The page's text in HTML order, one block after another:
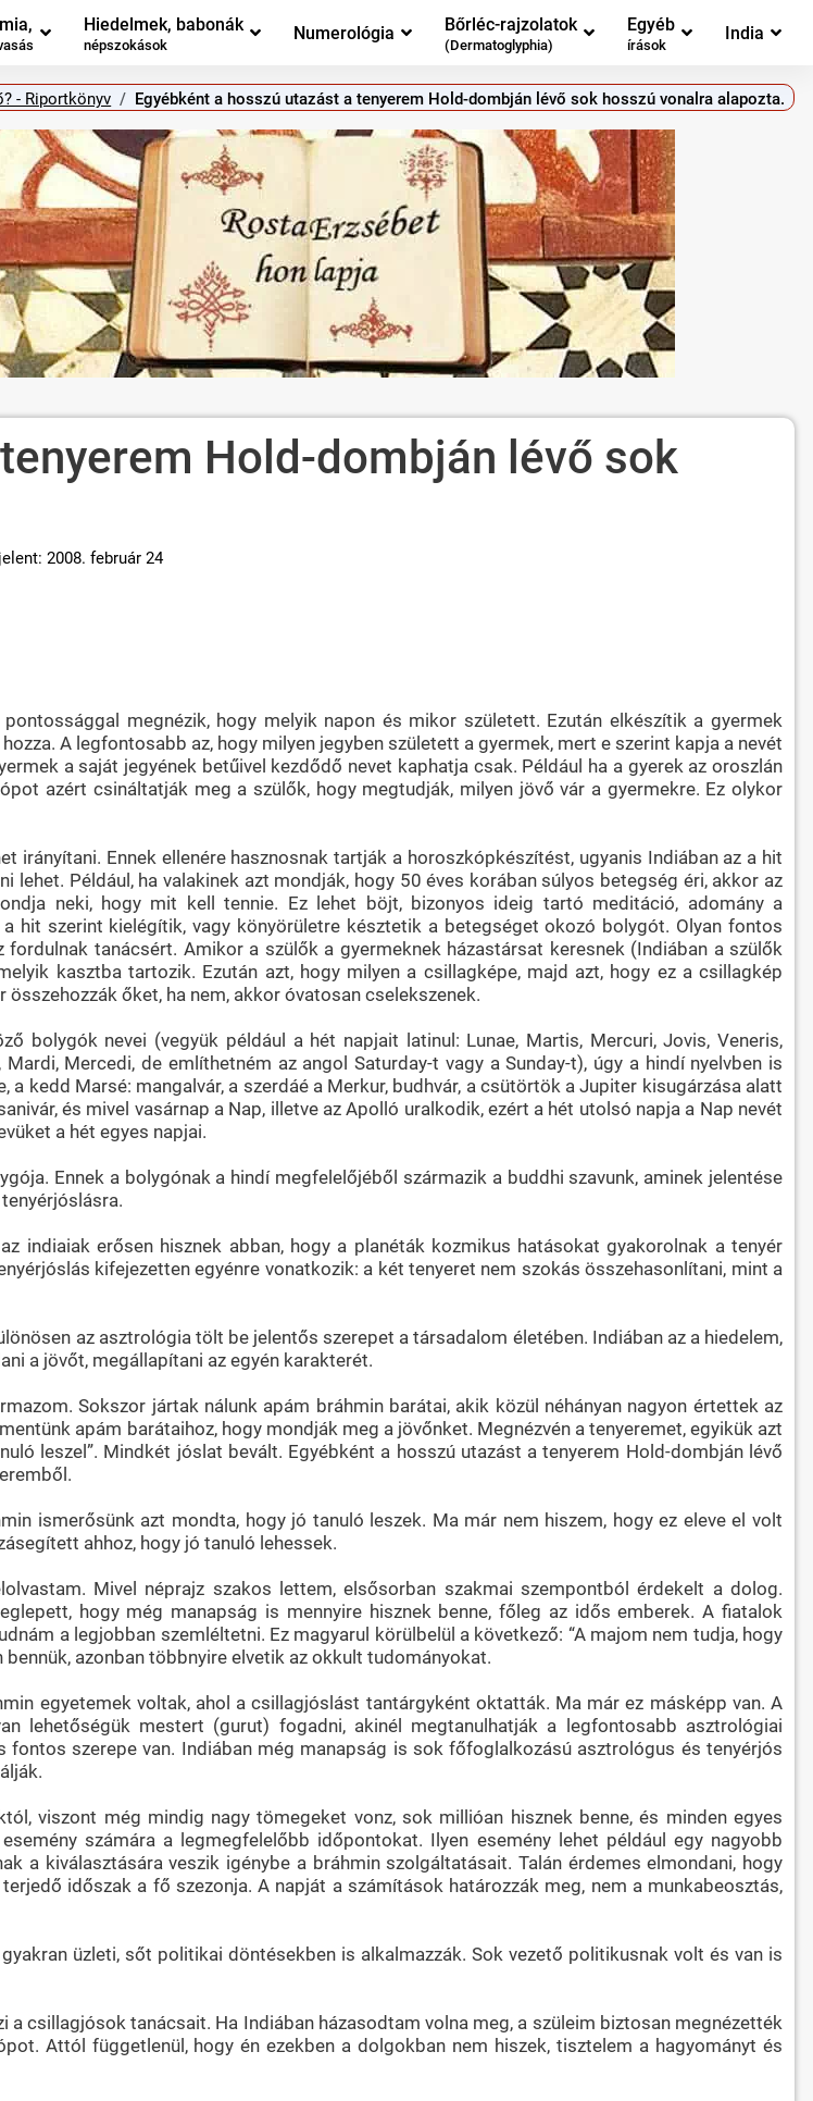
Hiedelmek, babonák
népszokások
Numerológia Bőrléc-rajzolatok
(Dermatoglyphia)
Egyéb
írások
India
- Riportkönyv Egyébként a hosszú utazást a tenyerem Hold-dombján lévő sok hosszú vonalra alapozta.
Hold-dombján lévő sok
2008. február 24
megnézik, hogy melyik napon és mikor született. Ezután elkészítik a gyermek
A legfontosabb az, hogy milyen jegyben született a gyermek, mert e szerint kapja a nevét
a saját jegyének betűivel kezdődő nevet kaphatja csak. Például ha a gyerek az oroszlán
azért csináltatják meg a szülők, hogy megtudják, milyen jövő vár a gyermekre. Ez olykor
irányítani. Ennek ellenére hasznosnak tartják a horoszkópkészítést, ugyanis Indiában az a hit
Például, ha valakinek azt mondják, hogy 50 éves korában súlyos betegség éri, akkor az
neki, hogy mit kell tennie. Ez lehet böjt, bizonyos ideig tartó meditáció, adomány a
hit szerint kielégítik, vagy könyörületre késztetik a betegséget okozó bolygót. Olyan fontos
tanácsért. Amikor a szülők a gyermeknek házastársat keresnek (Indiában a szülők
kasztba tartozik. Ezután azt, hogy milyen a csillagképe, majd azt, hogy ez a csillagkép
őket, ha nem, akkor óvatosan cselekszenek.
bolygók nevei (vegyük például a hét napjait latinul: Lunae, Martis, Mercuri, Jovis, Veneris,
Mercedi, de említhetném az angol Saturday-t vagy a Sunday-t), úgy a hindí nyelvben is
kedd Marsé: mangalvár, a szerdáé a Merkur, budhvár, a csütörtök a Jupiter kisugárzása alatt
és mivel vasárnap a Nap, illetve az Apolló uralkodik, ezért a hét utolsó napja a Nap nevét
a hét egyes napjai.
Ennek a bolygónak a hindí megfelelőjéből származik a buddhi szavunk, aminek jelentése
indiaiak erősen hisznek abban, hogy a planéták kozmikus hatásokat gyakorolnak a tenyér
kifejezetten egyénre vonatkozik: a két tenyeret nem szokás összehasonlítani, mint a
az asztrológia tölt be jelentős szerepet a társadalom életében. Indiában az a hiedelem,
a jövőt, megállapítani az egyén karakterét.
Sokszor jártak nálunk apám bráhmin barátai, akik közül néhányan nagyon értettek az
apám barátaihoz, hogy mondják meg a jövőnket. Megnézvén a tenyeremet, egyikük azt
leszel”. Mindkét jóslat bevált. Egyébként a hosszú utazást a tenyerem Hold-dombján lévő
ismerősünk azt mondta, hogy jó tanuló leszek. Ma már nem hiszem, hogy ez eleve el volt
ahhoz, hogy jó tanuló lehessek.
Mivel néprajz szakos lettem, elsősorban szakmai szempontból érdekelt a dolog.
hogy még manapság is mennyire hisznek benne, főleg az idős emberek. A fiatalok
a legjobban szemléltetni. Ez magyarul körülbelül a következő: “A majom nem tudja, hogy
azonban többnyire elvetik az okkult tudományokat.
egyetemek voltak, ahol a csillagjóslást tantárgyként oktatták. Ma már ez másképp van. A
lehetőségük mestert (gurut) fogadni, akinél megtanulhatják a legfontosabb asztrológiai
szerepe van. Indiában még manapság is sok főfoglalkozású asztrológus és tenyérjós
viszont még mindig nagy tömegeket vonz, sok millióan hisznek benne, és minden egyes
számára a legmegfelelőbb időpontokat. Ilyen esemény lehet például egy nagyobb
a kiválasztására veszik igénybe a bráhmin szolgáltatásait. Talán érdemes elmondani, hogy
időszak a fő szezonja. A napját a számítások határozzák meg, nem a munkabeosztás,
üzleti, sőt politikai döntésekben is alkalmazzák. Sok vezető politikusnak volt és van is
csillagjósok tanácsait. Ha Indiában házasodtam volna meg, a szüleim biztosan megnézették
Attól függetlenül, hogy én ezekben a dolgokban nem hiszek, tisztelem a hagyományt és